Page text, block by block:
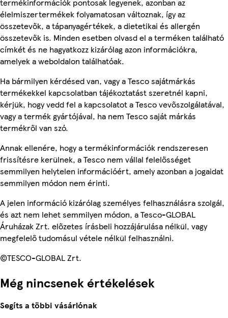
élelmiszertermékek folyamatosan változnak, így az
összetevők, a tápanyagértékek, a dietetikai és allergén
összetevők is. Minden esetben olvasd el a terméken található
címkét és ne hagyatkozz kizárólag azon információkra,
amelyek a weboldalon találhatóak.
Ha bármilyen kérdésed van, vagy a Tesco sajátmárkás
termékekkel kapcsolatban tájékoztatást szeretnél kapni,
kérjük, hogy vedd fel a kapcsolatot a Tesco vevőszolgálatával,
vagy a termék gyártójával, ha nem Tesco saját márkás
termékről van szó.
Annak ellenére, hogy a termékinformációk rendszeresen
frissítésre kerülnek, a Tesco nem vállal felelősséget
semmilyen helytelen információért, amely azonban a jogaidat
semmilyen módon nem érinti.
A jelen információ kizárólag személyes felhasználásra szolgál,
és azt nem lehet semmilyen módon, a Tesco-GLOBAL
Áruházak Zrt. előzetes írásbeli hozzájárulása nélkül, vagy
megfelelő tudomásul vétele nélkül felhasználni.
©TESCO-GLOBAL Zrt.
Még nincsenek értékelések
Segíts a többi vásárlónak